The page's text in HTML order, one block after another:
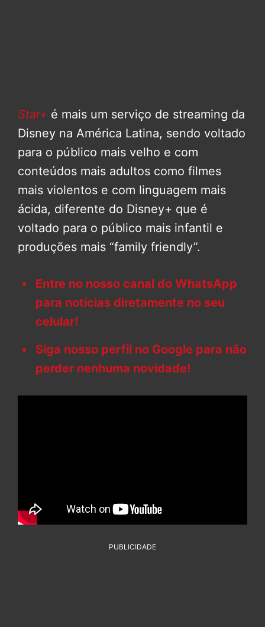
Star+ é mais um serviço de streaming da
Disney na América Latina, sendo voltado
para o público mais velho e com
conteúdos mais adultos como filmes
mais violentos e com linguagem mais
ácida, diferente do Disney+ que é
voltado para o público mais infantil e
produções mais “family friendly”.
Entre no nosso canal do WhatsApp
para notícias diretamente no seu
celular!
Siga nosso perfil no Google para não
perder nenhuma novidade!
PUBLICIDADE